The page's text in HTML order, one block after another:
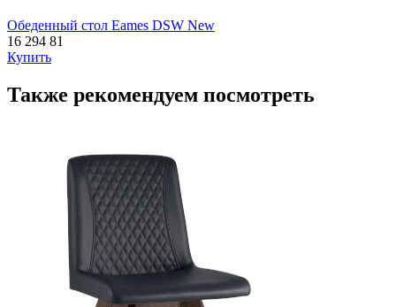
Обеденный стол Eames DSW New
16 294 81
Купить
Также рекомендуем посмотреть